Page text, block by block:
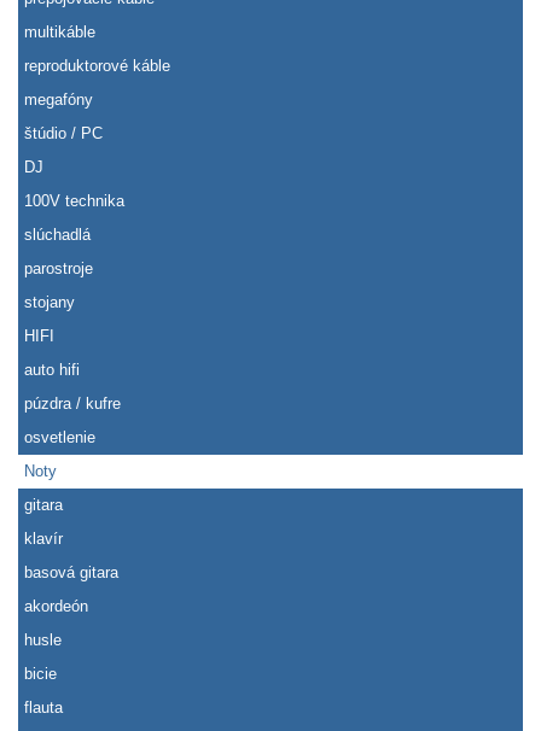
multikáble
reproduktorové káble
megafóny
štúdio / PC
DJ
100V technika
slúchadlá
parostroje
stojany
HIFI
auto hifi
púzdra / kufre
osvetlenie
Noty
gitara
klavír
basová gitara
akordeón
husle
bicie
flauta